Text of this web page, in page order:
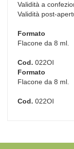
Validità a
Validità post-
Formato
Flacone da 8 ml.
Cod. 022OI
Formato
Flacone da 8 ml.
Cod. 022OI